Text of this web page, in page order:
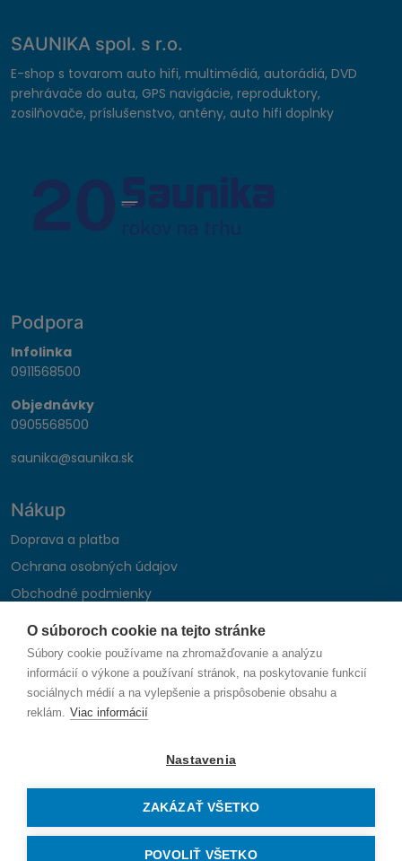
O súboroch cookie na tejto stránke
Súbory cookie používame na zhromažďovanie a analýzu
informácií o výkone a používaní stránok, na poskytovanie funkcií
sociálnych médií a na vylepšenie a prispôsobenie obsahu a
reklám. Viac informácií
Nastavenia
ZAKÁZAŤ VŠETKO
POVOLIŤ VŠETKO
SAUNIKA spol. s r.o.
E-shop s tovarom auto hifi, multimédiá, autorádiá, DVD
prehrávače do auta, GPS navigácie, reproduktory,
zosilňovače, príslušenstvo, antény, auto hifi doplnky
Podpora
Infolinka
0911568500
Objednávky
0905568500
saunika@saunika.sk
Nákup
Doprava a platba
Ochrana osobných údajov
Obchodné podmienky
Reklamačný poriadok
Montáž autohifi
Formulár na odstúpenie od zmluvy
Sledujte nás
Vytvorené na mieru oddenva.sk